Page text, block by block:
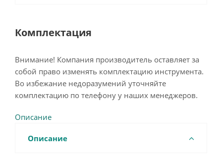
Комплектация
Внимание! Компания производитель оставляет за
собой право изменять комплектацию инструмента.
Во избежание недоразумений уточняйте
комплектацию по телефону у наших менеджеров.
Описание
Описание